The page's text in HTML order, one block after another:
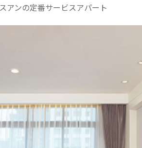
アンの定番サービスアパート